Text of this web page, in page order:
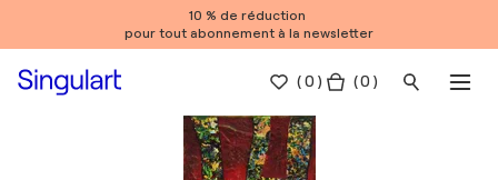
10 % de réduction
pour tout abonnement à la newsletter
(0 ) ( 0 )